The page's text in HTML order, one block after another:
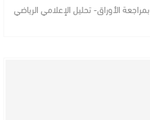
الأوراق- تحليل الإعلامي الرياضي